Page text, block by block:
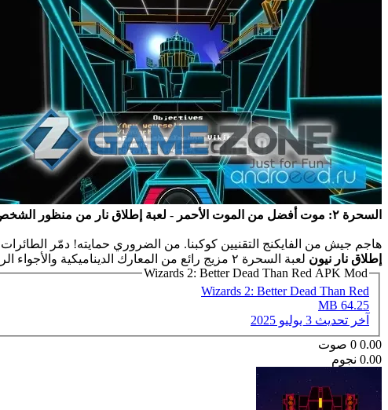
السحرة ٢: موت أفضل من الموت الأحمر - لعبة إطلاق نار من منظور
هاجم جيش من الفايكنج التقنيين كوكبنا. من الضروري حمايته! دمّر الطائرات
إطلاق نار نيون لعبة السحرة ٢ مزيج رائع من المعارك الديناميكية والأجواء الرائعة, لا تفوت هذه اللعبة.
Wizards 2: Better Dead Than Red APK Mod
Wizards 2: Better Dead Than Red
64.25 MB
آخر تحديث 3 يوليو 2025
0.00
0 صوت
0.00 نجوم